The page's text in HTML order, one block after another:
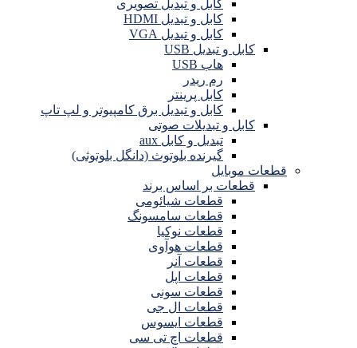
کابل و تبدیل تصویری
کابل و تبدیل HDMI
کابل و تبدیل VGA
کابل و تبدیل USB
هاب USB
رم ریدر
کابل پرینتر
کابل و تبدیل برق کامپیوتر و لپ تاپ
کابل و تبدیلات صوتی
تبدیل و کابل aux
گیرنده بلوتوث (دانگل بلوتوثی)
قطعات موبایل
قطعات بر اساس برند
قطعات شیائومی
قطعات سامسونگ
قطعات نوکیا
قطعات هوآوی
قطعات آنر
قطعات اپل
قطعات سونی
قطعات ال جی
قطعات ایسوس
قطعات اچ تی سی